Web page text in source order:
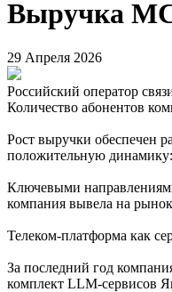
Выручка
29 Апреля 2026
Российский оператор
Количество абонентов
Рост выручки обеспечен
положительную динамику:
Ключевыми
компания вывела на
Телеком-платформа как
За последний год
комплект LLM-сервисов